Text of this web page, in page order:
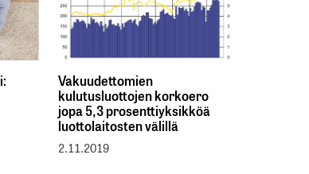
Vakuudettomien
kulutusluottojen korkoero
jopa 5,3 prosenttiyksikköä
luottolaitosten välillä
2.11.2019